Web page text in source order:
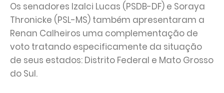
Os senadores Izalci Lucas (PSDB-DF) e Soraya
Thronicke (PSL-MS) também apresentaram a
Renan Calheiros uma complementação de
voto tratando especificamente da situação
de seus estados: Distrito Federal e Mato Grosso
do Sul.